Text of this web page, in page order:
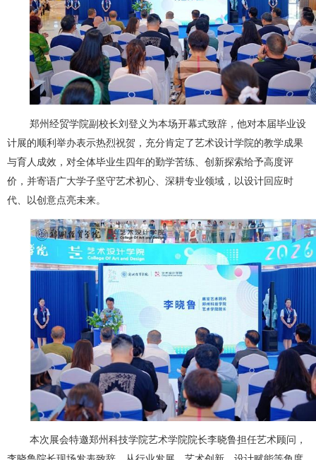
郑州经贸学院副校长刘登义为本场开幕式致辞，他对本届毕业设
计展的顺利举办表示热烈祝贺，充分肯定了艺术设计学院的教学成果
与育人成效，对全体毕业生四年的勤学苦练、创新探索给予高度评
价，并寄语广大学子坚守艺术初心、深耕专业领域，以设计回应时
代、以创意点亮未来。
本次展会特邀郑州科技学院艺术学院院长李晓鲁担任艺术顾问，